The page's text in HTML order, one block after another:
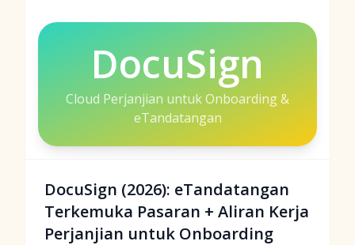
DocuSign
Cloud Perjanjian untuk Onboarding &
eTandatangan
DocuSign (2026): eTandatangan
Terkemuka Pasaran + Aliran Kerja
Perjanjian untuk Onboarding